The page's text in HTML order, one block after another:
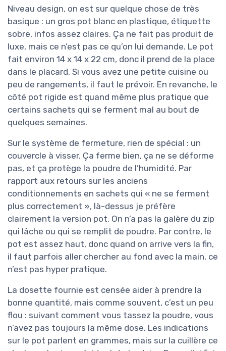
Niveau design, on est sur quelque chose de très
basique : un gros pot blanc en plastique, étiquette
sobre, infos assez claires. Ça ne fait pas produit de
luxe, mais ce n’est pas ce qu’on lui demande. Le pot
fait environ 14 x 14 x 22 cm, donc il prend de la place
dans le placard. Si vous avez une petite cuisine ou
peu de rangements, il faut le prévoir. En revanche, le
côté pot rigide est quand même plus pratique que
certains sachets qui se ferment mal au bout de
quelques semaines.
Sur le système de fermeture, rien de spécial : un
couvercle à visser. Ça ferme bien, ça ne se déforme
pas, et ça protège la poudre de l’humidité. Par
rapport aux retours sur les anciens
conditionnements en sachets qui « ne se ferment
plus correctement », là-dessus je préfère
clairement la version pot. On n’a pas la galère du zip
qui lâche ou qui se remplit de poudre. Par contre, le
pot est assez haut, donc quand on arrive vers la fin,
il faut parfois aller chercher au fond avec la main, ce
n’est pas hyper pratique.
La dosette fournie est censée aider à prendre la
bonne quantité, mais comme souvent, c’est un peu
flou : suivant comment vous tassez la poudre, vous
n’avez pas toujours la même dose. Les indications
sur le pot parlent en grammes, mais sur la cuillère ce